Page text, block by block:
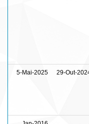
5-Mai-2025 29-Out-